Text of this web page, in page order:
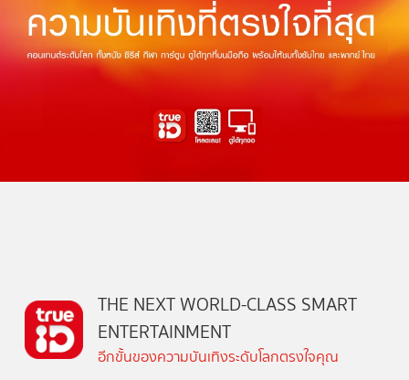
THE NEXT WORLD-CLASS SMART
ENTERTAINMENT
อีกขั้นของความบันเทิงระดับโลกตรงใจคุณ